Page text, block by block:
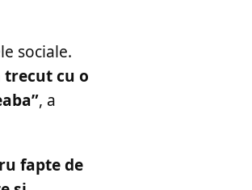
sociale.
cu o
, a
fapte de